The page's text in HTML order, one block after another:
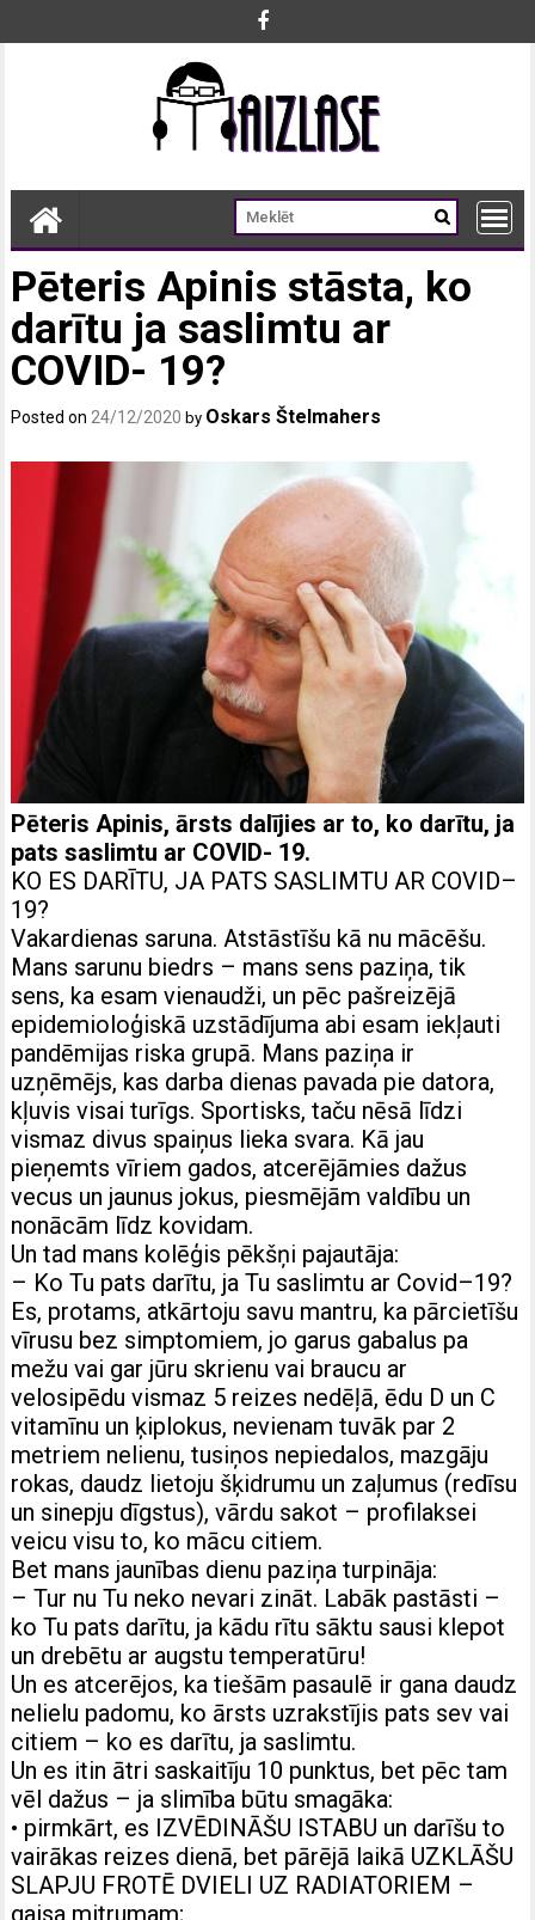
Pēteris Apinis stāsta, ko
darītu ja saslimtu ar
COVID- 19?
Posted on 24/12/2020 by Oskars Štelmahers
Pēteris Apinis, ārsts dalījies ar to, ko darītu, ja
pats saslimtu ar COVID- 19.
KO ES DARĪTU, JA PATS SASLIMTU AR COVID–
19?
Vakardienas saruna. Atstāstīšu kā nu mācēšu.
Mans sarunu biedrs – mans sens paziņa, tik
sens, ka esam vienaudži, un pēc pašreizējā
epidemioloģiskā uzstādījuma abi esam iekļauti
pandēmijas riska grupā. Mans paziņa ir
uzņēmējs, kas darba dienas pavada pie datora,
kļuvis visai turīgs. Sportisks, taču nēsā līdzi
vismaz divus spaiņus lieka svara. Kā jau
pieņemts vīriem gados, atcerējāmies dažus
vecus un jaunus jokus, piesmējām valdību un
nonācām līdz kovidam.
Un tad mans kolēģis pēkšņi pajautāja:
– Ko Tu pats darītu, ja Tu saslimtu ar Covid–19?
Es, protams, atkārtoju savu mantru, ka pārcietīšu
vīrusu bez simptomiem, jo garus gabalus pa
mežu vai gar jūru skrienu vai braucu ar
velosipēdu vismaz 5 reizes nedēļā, ēdu D un C
vitamīnu un ķiplokus, nevienam tuvāk par 2
metriem nelienu, tusiņos nepiedalos, mazgāju
rokas, daudz lietoju šķidrumu un zaļumus (redīsu
un sinepju dīgstus), vārdu sakot – profilaksei
veicu visu to, ko mācu citiem.
Bet mans jaunības dienu paziņa turpināja:
– Tur nu Tu neko nevari zināt. Labāk pastāsti –
ko Tu pats darītu, ja kādu rītu sāktu sausi klepot
un drebētu ar augstu temperatūru!
Un es atcerējos, ka tiešām pasaulē ir gana daudz
nelielu padomu, ko ārsts uzrakstījis pats sev vai
citiem – ko es darītu, ja saslimtu.
Un es itin ātri saskaitīju 10 punktus, bet pēc tam
vēl dažus – ja slimība būtu smagāka:
• pirmkārt, es IZVĒDINĀŠU ISTABU un darīšu to
vairākas reizes dienā, bet pārējā laikā UZKLĀŠU
SLAPJU FROTĒ DVIELI UZ RADIATORIEM –
gaisa mitrumam;